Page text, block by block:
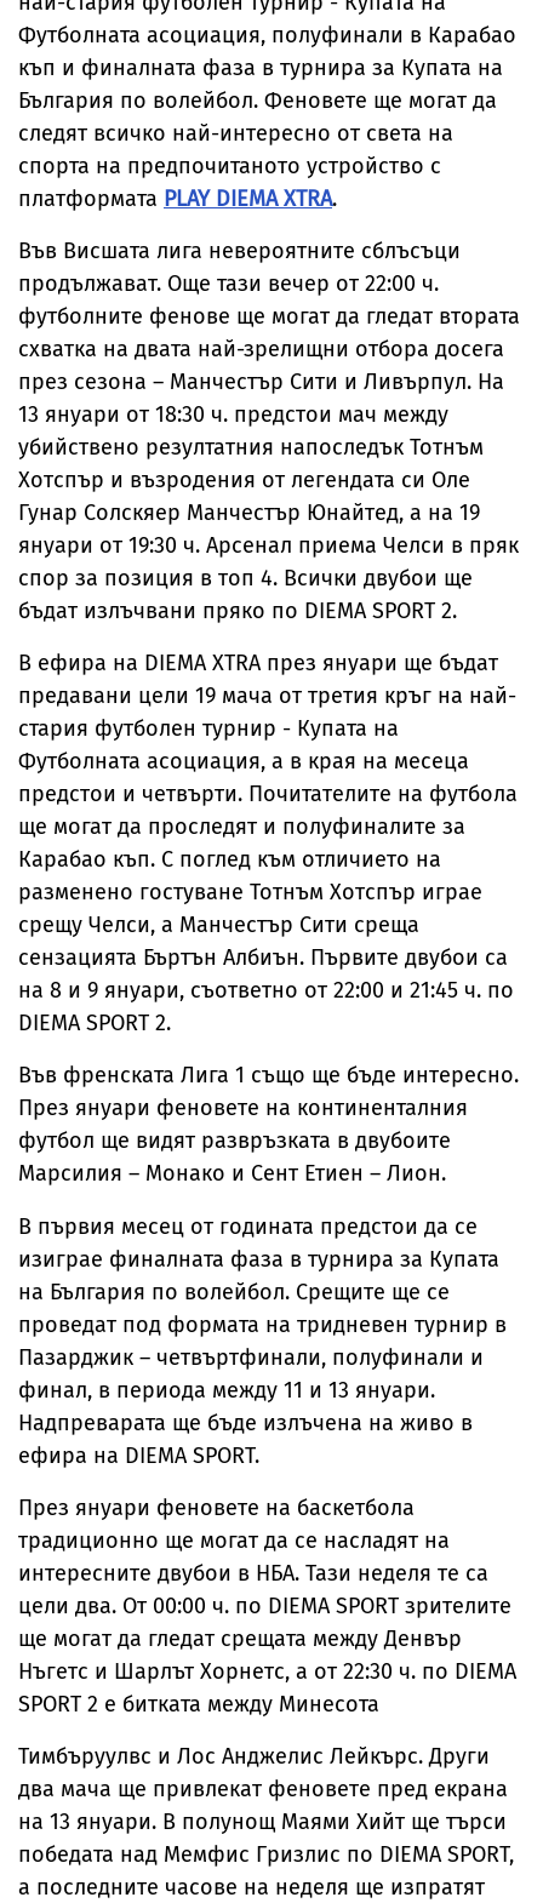
Футболната асоциация, полуфинали в Карабао
къп и финалната фаза в турнира за Купата на
България по волейбол. Феновете ще могат да
следят всичко най-интересно от света на
спорта на предпочитаното устройство с
платформата PLAY DIEMA XTRA.
Във Висшата лига невероятните сблъсъци
продължават. Още тази вечер от 22:00 ч.
футболните фенове ще могат да гледат втората
схватка на двата най-зрелищни отбора досега
през сезона – Манчестър Сити и Ливърпул. На
13 януари от 18:30 ч. предстои мач между
убийствено резултатния напоследък Тотнъм
Хотспър и възродения от легендата си Оле
Гунар Солскяер Манчестър Юнайтед, а на 19
януари от 19:30 ч. Арсенал приема Челси в пряк
спор за позиция в топ 4. Всички двубои ще
бъдат излъчвани пряко по DIEMA SPORT 2.
В ефира на DIEMA XTRA през януари ще бъдат
предавани цели 19 мача от третия кръг на най-
стария футболен турнир - Купата на
Футболната асоциация, a в края на месеца
предстои и четвърти. Почитателите на футбола
ще могат да проследят и полуфиналите за
Карабао къп. С поглед към отличието на
разменено гостуване Тотнъм Хотспър играе
срещу Челси, а Манчестър Сити среща
сензацията Бъртън Албиън. Първите двубои са
на 8 и 9 януари, съответно от 22:00 и 21:45 ч. по
DIEMA SPORT 2.
Във френската Лига 1 също ще бъде интересно.
През януари феновете на континенталния
футбол ще видят развръзката в двубоите
Марсилия – Монако и Сент Етиен – Лион.
В първия месец от годината предстои да се
изиграе финалната фаза в турнира за Купата
на България по волейбол. Срещите ще се
проведат под формата на тридневен турнир в
Пазарджик – четвъртфинали, полуфинали и
финал, в периода между 11 и 13 януари.
Надпреварата ще бъде излъчена на живо в
ефира на DIEMA SPORT.
През януари феновете на баскетбола
традиционно ще могат да се насладят на
интересните двубои в НБА. Тази неделя те са
цели два. От 00:00 ч. по DIEMA SPORT зрителите
ще могат да гледат срещата между Денвър
Нъгетс и Шарлът Хорнетс, а от 22:30 ч. по DIEMA
SPORT 2 е битката между Минесота
Тимбъруулвс и Лос Анджелис Лейкърс. Други
два мача ще привлекат феновете пред екрана
на 13 януари. В полунощ Маями Хийт ще търси
победата над Мемфис Гризлис по DIEMA SPORT,
а последните часове на неделя ще изпратят